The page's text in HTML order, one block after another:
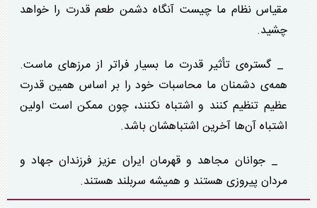
مقیاس نظام ما چیست آنگاه دشمن طعم قدرت را خواهد
چشید.
_ گستره‌ی تأثیر قدرت ما بسیار فراتر از مرز‌های ماست.
همه‌ی دشمنان ما محاسبات خود را بر اساس همین قدرت
عظیم تنظیم کنند و اشتباه نکنند، چون ممکن است اولین
اشتباه آن‌ها آخرین اشتباهشان باشد.
_ جوانان مجاهد و قهرمان ایران عزیز فرزندان جهاد و
مردان پیروزی هستند و همیشه سربلند هستند.